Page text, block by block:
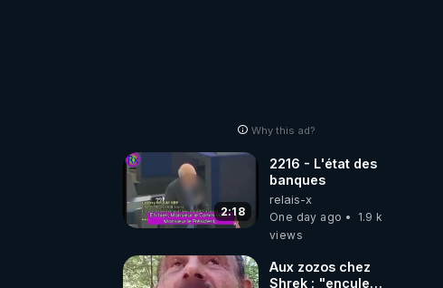
Why this ad?
2:18
2216 - L'état des
banques
relais-x
One day ago
1.9 k
views
Aux zozos chez
Shrek : "encule